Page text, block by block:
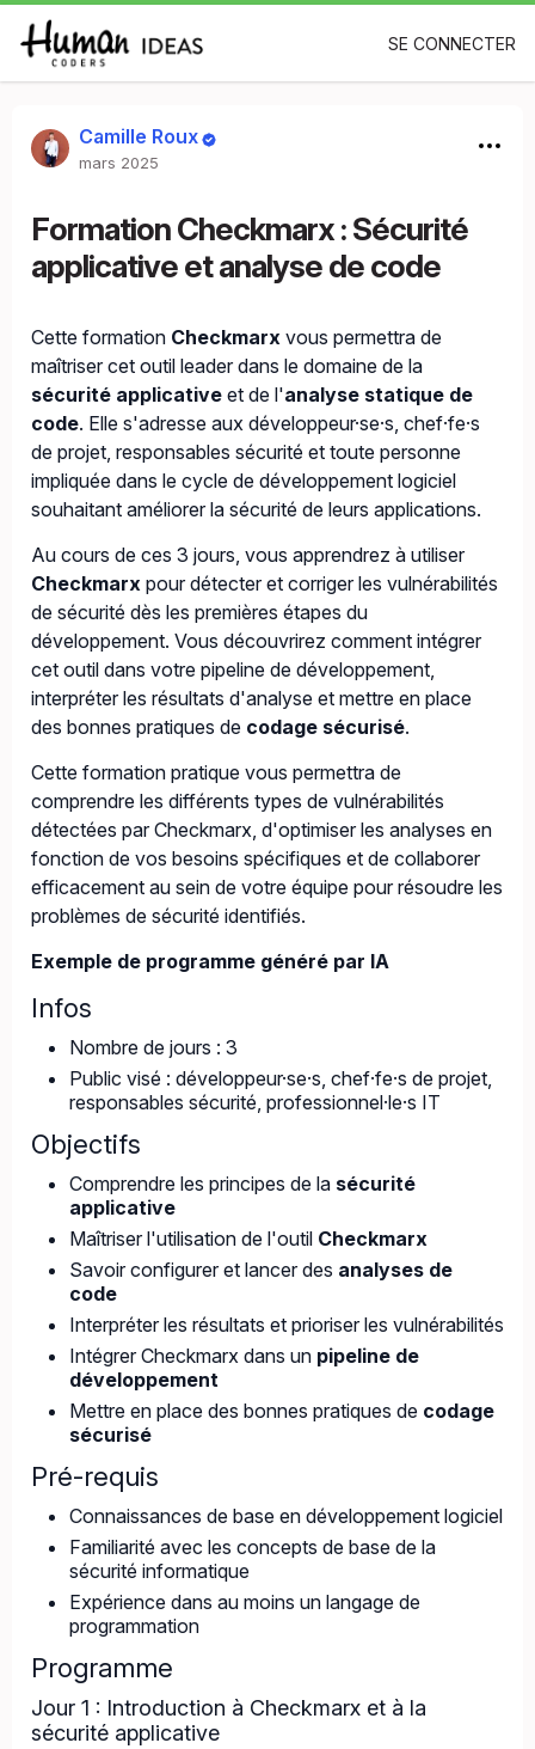
SE CONNECTER
Camille Roux
mars 2025
Formation Checkmarx : Sécurité
applicative et analyse de code
Cette formation Checkmarx vous permettra de
maîtriser cet outil leader dans le domaine de la
sécurité applicative et de l'analyse statique de
code. Elle s'adresse aux développeur·se·s, chef·fe·s
de projet, responsables sécurité et toute personne
impliquée dans le cycle de développement logiciel
souhaitant améliorer la sécurité de leurs applications.
Au cours de ces 3 jours, vous apprendrez à utiliser
Checkmarx pour détecter et corriger les vulnérabilités
de sécurité dès les premières étapes du
développement. Vous découvrirez comment intégrer
cet outil dans votre pipeline de développement,
interpréter les résultats d'analyse et mettre en place
des bonnes pratiques de codage sécurisé.
Cette formation pratique vous permettra de
comprendre les différents types de vulnérabilités
détectées par Checkmarx, d'optimiser les analyses en
fonction de vos besoins spécifiques et de collaborer
efficacement au sein de votre équipe pour résoudre les
problèmes de sécurité identifiés.
Exemple de programme généré par IA
Infos
Nombre de jours : 3
Public visé : développeur·se·s, chef·fe·s de projet,
responsables sécurité, professionnel·le·s IT
Objectifs
Comprendre les principes de la sécurité
applicative
Maîtriser l'utilisation de l'outil Checkmarx
Savoir configurer et lancer des analyses de
code
Interpréter les résultats et prioriser les vulnérabilités
Intégrer Checkmarx dans un pipeline de
développement
Mettre en place des bonnes pratiques de codage
sécurisé
Pré-requis
Connaissances de base en développement logiciel
Familiarité avec les concepts de base de la
sécurité informatique
Expérience dans au moins un langage de
programmation
Programme
Jour 1 : Introduction à Checkmarx et à la
sécurité applicative